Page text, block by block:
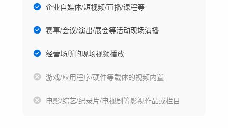
企业自媒体/短视频/直播/课程等
赛事/会议/演出/展会等活动现场演播
经营场所的现场视频播放
游戏/应用程序/硬件等载体的视频内置
电影/综艺/纪录片/电视剧等影视作品或栏目